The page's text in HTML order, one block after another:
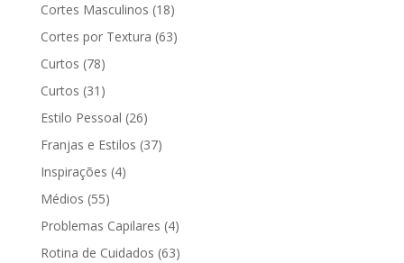
Cortes Masculinos (18)
Cortes por Textura (63)
Curtos (78)
Curtos (31)
Estilo Pessoal (26)
Franjas e Estilos (37)
Inspirações (4)
Médios (55)
Problemas Capilares (4)
Rotina de Cuidados (63)